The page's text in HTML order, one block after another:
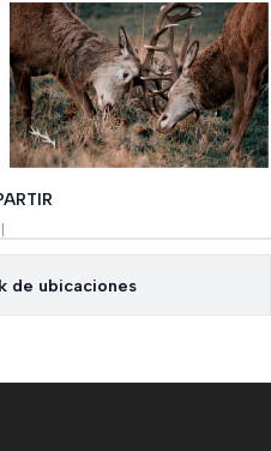
|
de ubicaciones